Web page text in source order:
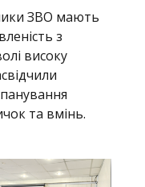
ЗВО мають
з
високу
та вмінь.